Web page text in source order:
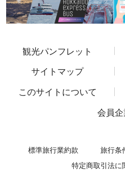
観光パンフレット
サイトマップ
このサイトについて
会員
標準旅行業約款 旅行条
特定商取引法に